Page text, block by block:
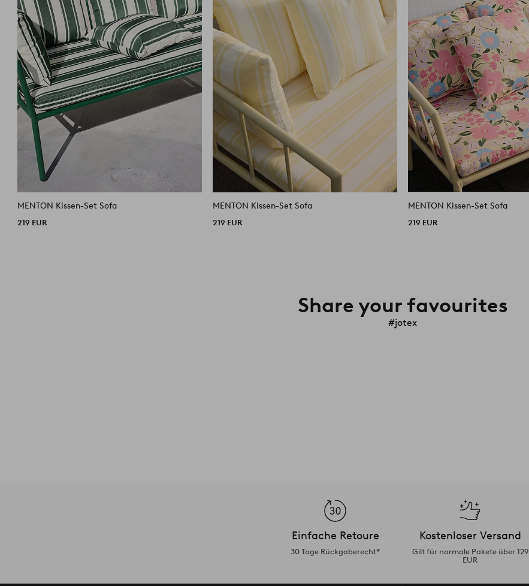
MENTON Kissen-Set Sofa
219 EUR
MENTON Kissen-Set Sofa
219 EUR
MENTON Kissen-Set Sofa
219 EUR
Share your favourites
#jotex
Einfache Retoure
30 Tage Rückgaberecht*
Kostenloser Versand
Gilt für normale Pakete über 129
EUR